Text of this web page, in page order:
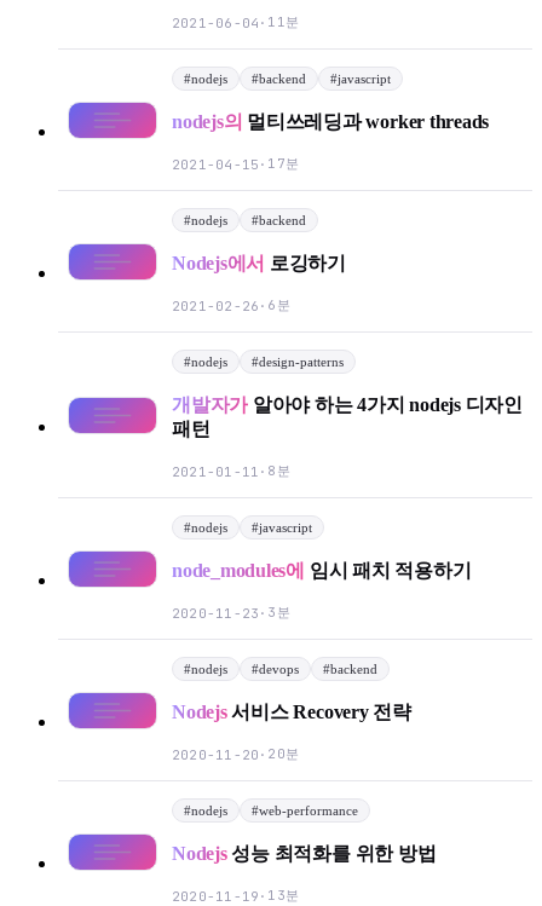
2021-06-04 · 11분
#nodejs #backend #javascript
nodejs의 멀티쓰레딩과 worker threads
2021-04-15 · 17분
#nodejs #backend
Nodejs에서 로깅하기
2021-02-26 · 6분
#nodejs #design-patterns
개발자가 알아야 하는 4가지 nodejs 디자인
패턴
2021-01-11 · 8분
#nodejs #javascript
node_modules에 임시 패치 적용하기
2020-11-23 · 3분
#nodejs #devops #backend
Nodejs서비스 Recovery 전략
2020-11-20 · 20분
#nodejs #web-performance
Nodejs성능 최적화를 위한 방법
2020-11-19 · 13분